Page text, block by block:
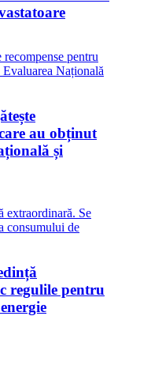
au obținut
și
regulile pentru